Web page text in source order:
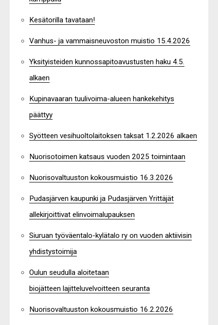
Kesätorilla tavataan!
Vanhus- ja vammaisneuvoston muistio 15.4.2026
Yksityisteiden kunnossapitoavustusten haku 4.5.
alkaen
Kupinavaaran tuulivoima-alueen hankekehitys
päättyy
Syötteen vesihuoltolaitoksen taksat 1.2.2026 alkaen
Nuorisotoimen katsaus vuoden 2025 toimintaan
Nuorisovaltuuston kokousmuistio 16.3.2026
Pudasjärven kaupunki ja Pudasjärven Yrittäjät
allekirjoittivat elinvoimalupauksen
Siuruan työväentalo-kylätalo ry on vuoden aktiivisin
yhdistystoimija
Oulun seudulla aloitetaan
biojätteen lajitteluvelvoitteen seuranta
Nuorisovaltuuston kokousmuistio 16.2.2026